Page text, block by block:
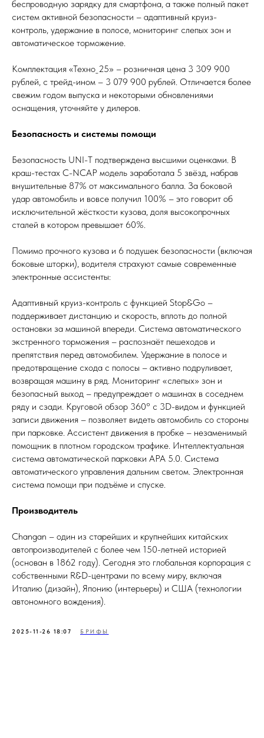
беспроводную зарядку для смартфона, а также полный пакет
систем активной безопасности – адаптивный круиз-
контроль, удержание в полосе, мониторинг слепых зон и
автоматическое торможение.
Комплектация «Техно_25» – розничная цена 3 309 900
рублей, с трейд-ином – 3 079 900 рублей. Отличается более
свежим годом выпуска и некоторыми обновлениями
оснащения, уточняйте у дилеров.
Безопасность и системы помощи
Безопасность UNI-T подтверждена высшими оценками. В
краш-тестах C-NCAP модель заработала 5 звёзд, набрав
внушительные 87% от максимального балла. За боковой
удар автомобиль и вовсе получил 100% – это говорит об
исключительной жёсткости кузова, доля высокопрочных
сталей в котором превышает 60%.
Помимо прочного кузова и 6 подушек безопасности (включая
боковые шторки), водителя страхуют самые современные
электронные ассистенты:
Адаптивный круиз-контроль с функцией Stop&Go –
поддерживает дистанцию и скорость, вплоть до полной
остановки за машиной впереди. Система автоматического
экстренного торможения – распознаёт пешеходов и
препятствия перед автомобилем. Удержание в полосе и
предотвращение схода с полосы – активно подруливает,
возвращая машину в ряд. Мониторинг «слепых» зон и
безопасный выход – предупреждает о машинах в соседнем
ряду и сзади. Круговой обзор 360° с 3D-видом и функцией
записи движения – позволяет видеть автомобиль со стороны
при парковке. Ассистент движения в пробке – незаменимый
помощник в плотном городском трафике. Интеллектуальная
система автоматической парковки APA 5.0. Система
автоматического управления дальним светом. Электронная
система помощи при подъёме и спуске.
Производитель
Changan – один из старейших и крупнейших китайских
автопроизводителей с более чем 150-летней историей
(основан в 1862 году). Сегодня это глобальная корпорация с
собственными R&D-центрами по всему миру, включая
Италию (дизайн), Японию (интерьеры) и США (технологии
автономного вождения).
2025-11-26 18:07 БРИФЫ